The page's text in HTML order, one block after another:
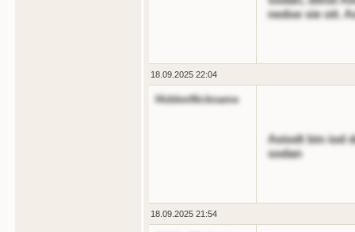
nedoe sie oit.
18.09.2025 22:04
HiddenNickname
Aeiodt bin iod
sodan
18.09.2025 21:54